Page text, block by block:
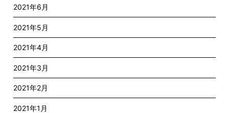
2021年6月
2021年5月
2021年4月
2021年3月
2021年2月
2021年1月